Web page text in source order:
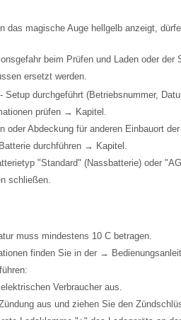
das magische Auge hellgelb anzeigt,
beim Prüfen und Laden oder der
ersetzt werden.
- Setup durchgeführt (Betriebsnummer,
prüfen → Kapitel.
oder Abdeckung für anderen Einbauort
durchführen → Kapitel.
"Standard" (Nassbatterie) oder
schließen.
muss mindestens 10 C betragen.
finden Sie in der →
Verbraucher aus.
aus und ziehen Sie den